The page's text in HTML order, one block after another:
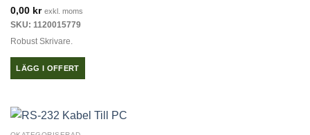
0,00 kr exkl. moms
SKU: 1120015779
Robust Skrivare.
LÄGG I OFFERT